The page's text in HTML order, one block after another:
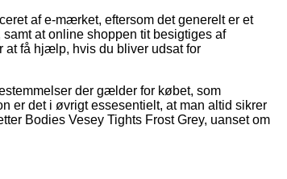
af e-mærket, eftersom det generelt er et
at online shoppen tit besigtiges af
at få hjælp, hvis du bliver udsat for
der gælder for købet, som
er det i øvrigt essesentielt, at man altid sikrer
Bodies Vesey Tights Frost Grey, uanset om